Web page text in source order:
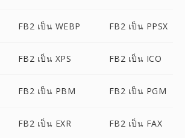
FB2 เป็น WEBP FB2 เป็น PPSX
FB2 เป็น XPS FB2 เป็น ICO
FB2 เป็น PBM FB2 เป็น PGM
FB2 เป็น EXR FB2 เป็น FAX